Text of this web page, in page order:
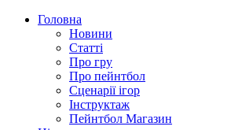
Головна
Новини
Статті
Про гру
Про пейнтбол
Сценарії ігор
Інструктаж
Пейнтбол Магазин